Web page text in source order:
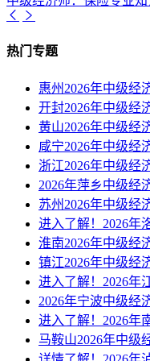
热门专题
惠州2026年中级经
开封2026年中级经
黄山2026年中级经
咸宁2026年中级经
浙江2026年中级经
2026年萍乡中级经
苏州2026年中级经
进入了解！2026年
淮南2026年中级经
镇江2026年中级经
进入了解！2026年
2026年宁波中级经
进入了解！2026年
马鞍山2026年中级